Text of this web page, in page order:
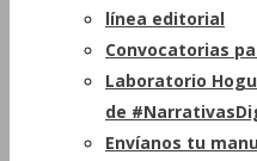
línea editorial
Convocatorias
Laboratorio
de
Envíanos tu